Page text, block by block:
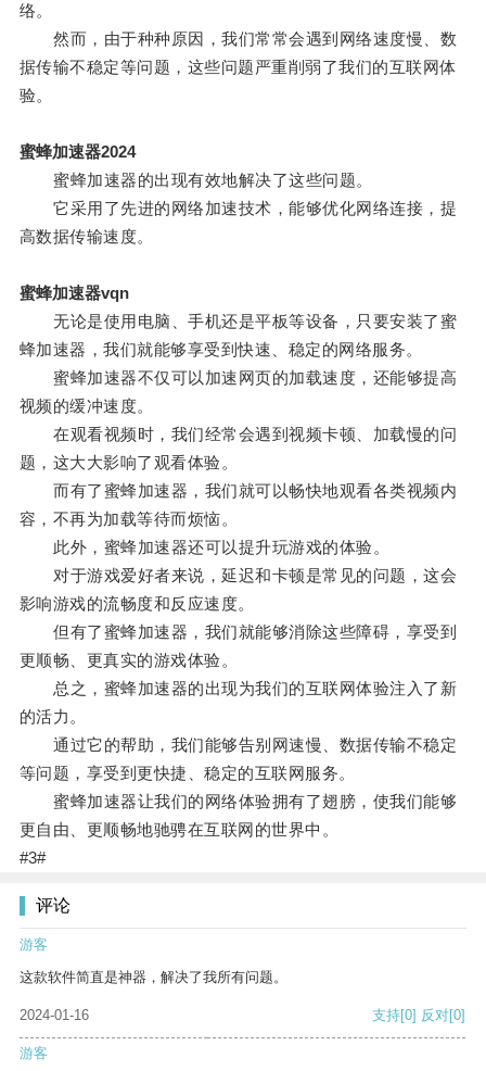
络。
然而，由于种种原因，我们常常会遇到网络速度慢、数
据传输不稳定等问题，这些问题严重削弱了我们的互联网体
验。
蜜蜂加速器2024
蜜蜂加速器的出现有效地解决了这些问题。
它采用了先进的网络加速技术，能够优化网络连接，提
高数据传输速度。
蜜蜂加速器vqn
无论是使用电脑、手机还是平板等设备，只要安装了蜜
蜂加速器，我们就能够享受到快速、稳定的网络服务。
蜜蜂加速器不仅可以加速网页的加载速度，还能够提高
视频的缓冲速度。
在观看视频时，我们经常会遇到视频卡顿、加载慢的问
题，这大大影响了观看体验。
而有了蜜蜂加速器，我们就可以畅快地观看各类视频内
容，不再为加载等待而烦恼。
此外，蜜蜂加速器还可以提升玩游戏的体验。
对于游戏爱好者来说，延迟和卡顿是常见的问题，这会
影响游戏的流畅度和反应速度。
但有了蜜蜂加速器，我们就能够消除这些障碍，享受到
更顺畅、更真实的游戏体验。
总之，蜜蜂加速器的出现为我们的互联网体验注入了新
的活力。
通过它的帮助，我们能够告别网速慢、数据传输不稳定
等问题，享受到更快捷、稳定的互联网服务。
蜜蜂加速器让我们的网络体验拥有了翅膀，使我们能够
更自由、更顺畅地驰骋在互联网的世界中。
#3#
评论
游客
这款软件简直是神器，解决了我所有问题。
2024-01-16 支持[0] 反对[0]
游客